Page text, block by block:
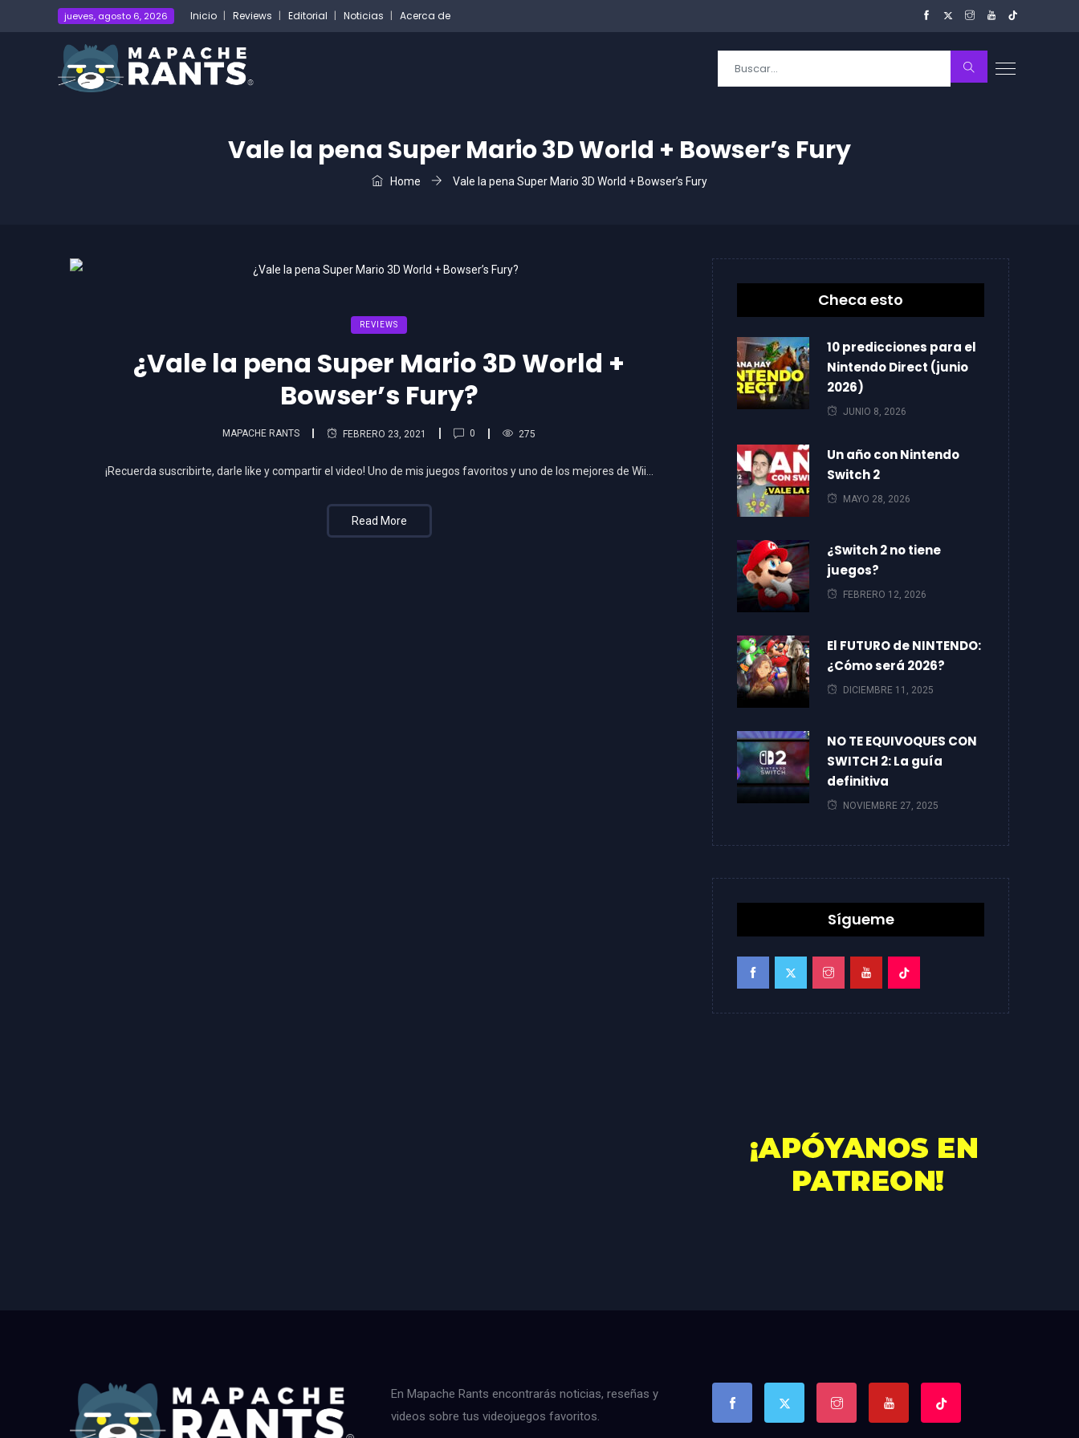
jueves, agosto 6, 2026 Inicio Reviews Editorial Noticias Acerca de
Vale la pena Super Mario 3D World + Bowser’s Fury
Home Vale la pena Super Mario 3D World + Bowser’s Fury
REVIEWS
¿Vale la pena Super Mario 3D World +
Bowser’s Fury?
MAPACHE RANTS FEBRERO 23, 2021 0 275
¡Recuerda suscribirte, darle like y compartir el video! Uno de mis juegos favoritos y uno de los mejores de Wii…
Read More
Checa esto
10 predicciones para el
Nintendo Direct (junio
2026)
JUNIO 8, 2026
Un año con Nintendo
Switch 2
MAYO 28, 2026
¿Switch 2 no tiene
juegos?
FEBRERO 12, 2026
El FUTURO de NINTENDO:
¿Cómo será 2026?
DICIEMBRE 11, 2025
NO TE EQUIVOQUES CON
SWITCH 2: La guía
definitiva
NOVIEMBRE 27, 2025
Sígueme
En Mapache Rants encontrarás noticias, reseñas y
videos sobre tus videojuegos favoritos.